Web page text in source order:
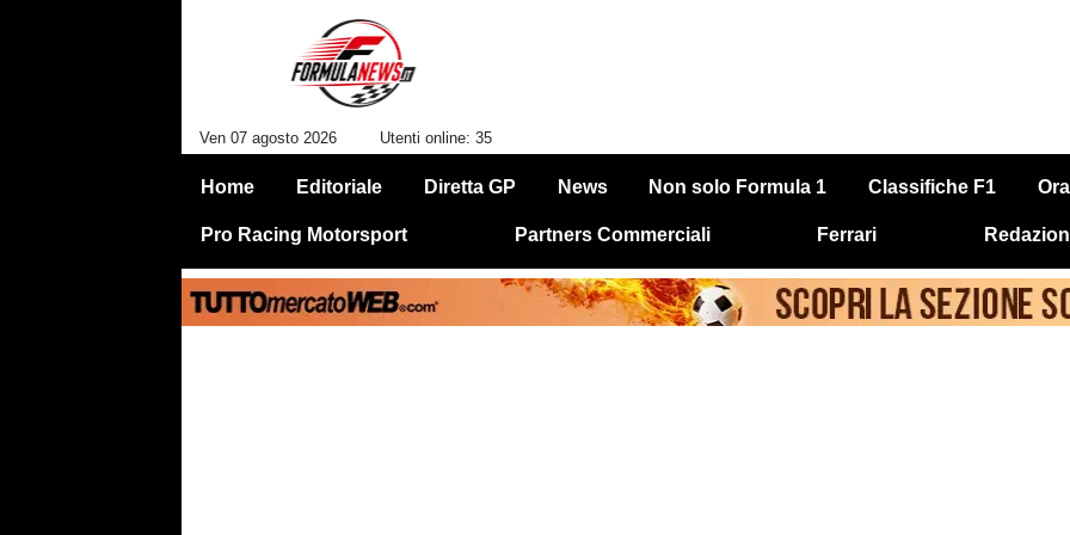
Ven 07 agosto 2026 Utenti online: 35
Home Editoriale Diretta GP News Non solo Formula 1 Classifiche F1
Pro Racing Motorsport Partners Commerciali Ferrari